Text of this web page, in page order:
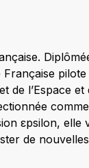
pilote
de l’Espace
εpsilon,
de